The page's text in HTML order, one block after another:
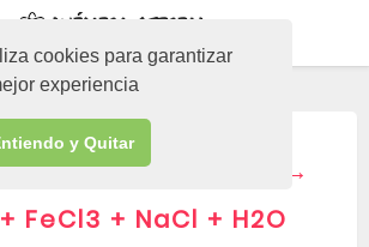
cookies para garantizar
experiencia
y Quitar
+ FeCl2 + HCl →
FeCl3 + NaCl + H2O